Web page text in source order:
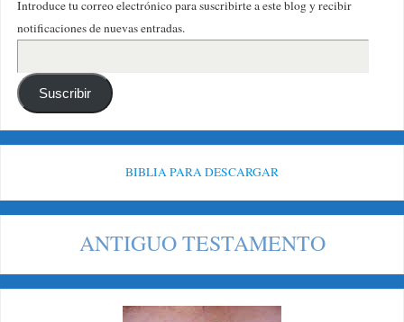
Introduce tu correo electrónico para suscribirte a este blog y recibir
notificaciones de nuevas entradas.
Suscribir
BIBLIA PARA DESCARGAR
ANTIGUO TESTAMENTO